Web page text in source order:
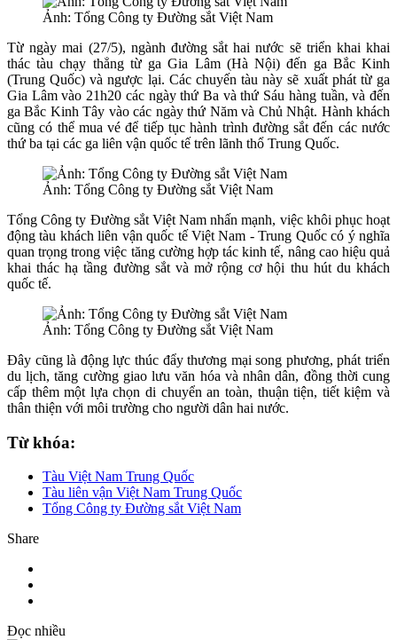
Ảnh: Tổng Công ty Đường sắt Việt Nam
Từ ngày mai (27/5), ngành đường sắt hai nước sẽ triển khai khai
thác tàu chạy thẳng từ ga Gia Lâm (Hà Nội) đến ga Bắc Kinh
(Trung Quốc) và ngược lại. Các chuyến tàu này sẽ xuất phát từ ga
Gia Lâm vào 21h20 các ngày thứ Ba và thứ Sáu hàng tuần, và đến
ga Bắc Kinh Tây vào các ngày thứ Năm và Chủ Nhật. Hành khách
cũng có thể mua vé để tiếp tục hành trình đường sắt đến các nước
thứ ba tại các ga liên vận quốc tế trên lãnh thổ Trung Quốc.
Ảnh: Tổng Công ty Đường sắt Việt Nam
Tổng Công ty Đường sắt Việt Nam nhấn mạnh, việc khôi phục hoạt
động tàu khách liên vận quốc tế Việt Nam - Trung Quốc có ý nghĩa
quan trọng trong việc tăng cường hợp tác kinh tế, nâng cao hiệu quả
khai thác hạ tầng đường sắt và mở rộng cơ hội thu hút du khách
quốc tế.
Ảnh: Tổng Công ty Đường sắt Việt Nam
Đây cũng là động lực thúc đẩy thương mại song phương, phát triển
du lịch, tăng cường giao lưu văn hóa và nhân dân, đồng thời cung
cấp thêm một lựa chọn di chuyển an toàn, thuận tiện, tiết kiệm và
thân thiện với môi trường cho người dân hai nước.
Từ khóa:
Tàu Việt Nam Trung Quốc
Tàu liên vận Việt Nam Trung Quốc
Tổng Công ty Đường sắt Việt Nam
Share
Đọc nhiều